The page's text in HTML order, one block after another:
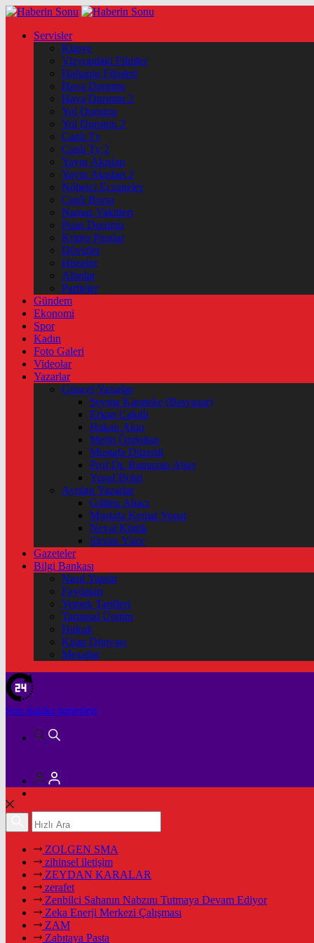
Servisler
Künye
Vizyondaki Filmler
Haftanin Filmleri
Hava Durumu
Hava Durumu 2
Yol Durumu
Yol Durumu 2
Canlı Tv
Canlı Tv 2
Yayın Akışları
Yayın Akışları 2
Nöbetçi Eczaneler
Canlı Borsa
Namaz Vakitleri
Puan Durumu
Kripto Paralar
Dövizler
Hisseler
Altınlar
Pariteler
Gündem
Ekonomi
Spor
Kadın
Foto Galeri
Videolar
Yazarlar
Güncel Yazarlar
Şeyma Karateke (Başyazar)
Erkan Çakıllı
Hakan Akın
Metin Özdoğan
Mustafa Düzenli
Prof Dr. Ramazan Abay
Yusuf Bolat
Ayrılan Yazarlar
Gülten Abacı
Mustafa Kemal Yonat
Neval Kütük
Şirvan Yüce
Gazeteler
Bilgi Bankası
Nasıl Yapılır
Faydaları
Yemek Tarifleri
Tarımsal Üretim
Hukuk
Kitap Dünyası
Mesajlar
Son dakika haberleri
ZOLGEN SMA
zihinsel iletişim
ZEYDAN KARALAR
zerafet
Zenbilci Sahanın Nabzını Tutmaya Devam Ediyor
Zeka Enerji Merkezi Çalışması
ZAM
Zabıtaya Pasta